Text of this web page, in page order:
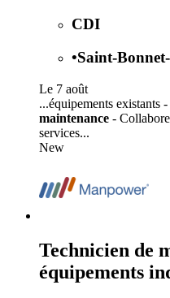
CDI
•Saint-
Le 7 août
...équipements existants
maintenance -
services...
New
Technicien de
équipements